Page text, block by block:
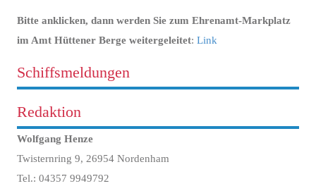
Bitte anklicken, dann werden Sie zum Ehrenamt-Markplatz
im Amt Hüttener Berge weitergeleitet: Link
Schiffsmeldungen
Redaktion
Wolfgang Henze
Twisternring 9, 26954 Nordenham
Tel.: 04357 9949792